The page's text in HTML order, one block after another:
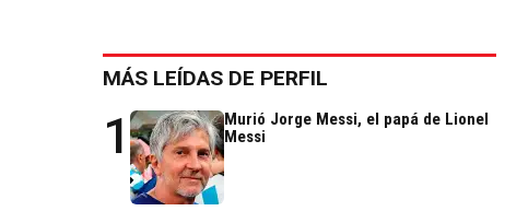
MÁS LEÍDAS DE PERFIL
1
Murió Jorge Messi, el papá de Lionel
Messi